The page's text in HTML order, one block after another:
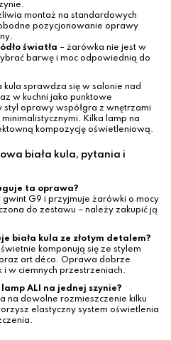
montaż na standardowych
pozycjonowanie oprawy
światła – żarówka nie jest w
barwę i moc odpowiednią do
sprawdza się w salonie nad
w kuchni jako punktowe
oprawy współgra z wnętrzami
Kilka lamp na
kompozycję oświetleniową.
biała kula, pytania i
ta oprawa?
G9 i przyjmuje żarówki o mocy
do zestawu – należy zakupić ją
biała kula ze złotym detalem?
świetnie komponują się ze stylem
art déco. Oprawa dobrze
w ciemnych przestrzeniach.
ALI na jednej szynie?
na dowolne rozmieszczenie kilku
elastyczny system oświetlenia